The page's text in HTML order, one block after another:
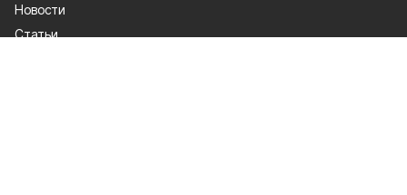
Новости
Статьи